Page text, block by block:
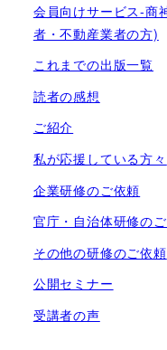
会員向けサービス-商
者・不動産業者の方)
これまでの出版一覧
読者の感想
ご紹介
私が応援している方々
企業研修のご依頼
官庁・自治体研修の
その他の研修のご依頼
公開セミナー
受講者の声